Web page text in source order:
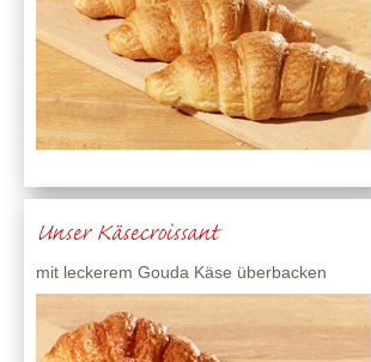
Unser Käsecroissant
mit leckerem Gouda Käse überbacken